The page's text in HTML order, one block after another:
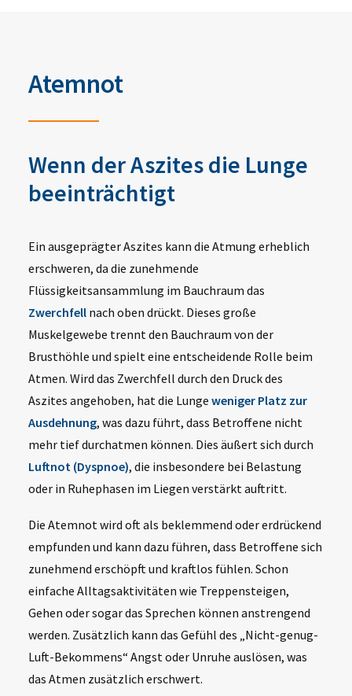
Atemnot
Wenn der Aszites die Lunge
beeinträchtigt
Ein ausgeprägter Aszites kann die Atmung erheblich
erschweren, da die zunehmende
Flüssigkeitsansammlung im Bauchraum das
Zwerchfell nach oben drückt. Dieses große
Muskelgewebe trennt den Bauchraum von der
Brusthöhle und spielt eine entscheidende Rolle beim
Atmen. Wird das Zwerchfell durch den Druck des
Aszites angehoben, hat die Lunge weniger Platz zur
Ausdehnung, was dazu führt, dass Betroffene nicht
mehr tief durchatmen können. Dies äußert sich durch
Luftnot (Dyspnoe), die insbesondere bei Belastung
oder in Ruhephasen im Liegen verstärkt auftritt.
Die Atemnot wird oft als beklemmend oder erdrückend
empfunden und kann dazu führen, dass Betroffene sich
zunehmend erschöpft und kraftlos fühlen. Schon
einfache Alltagsaktivitäten wie Treppensteigen,
Gehen oder sogar das Sprechen können anstrengend
werden. Zusätzlich kann das Gefühl des „Nicht-genug-
Luft-Bekommens“ Angst oder Unruhe auslösen, was
das Atmen zusätzlich erschwert.